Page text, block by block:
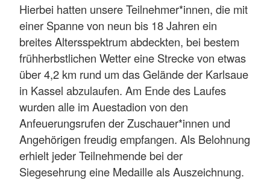
Hierbei hatten unsere Teilnehmer*innen, die mit
einer Spanne von neun bis 18 Jahren ein
breites Altersspektrum abdeckten, bei bestem
frühherbstlichen Wetter eine Strecke von etwas
über 4,2 km rund um das Gelände der Karlsaue
in Kassel abzulaufen. Am Ende des Laufes
wurden alle im Auestadion von den
Anfeuerungsrufen der Zuschauer*innen und
Angehörigen freudig empfangen. Als Belohnung
erhielt jeder Teilnehmende bei der
Siegesehrung eine Medaille als Auszeichnung.